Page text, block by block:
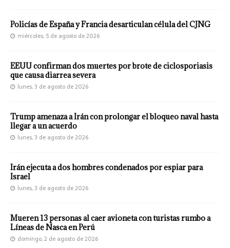
Policías de España y Francia desarticulan célula del CJNG
miércoles, 5 de agosto de 2026
EEUU confirman dos muertes por brote de ciclosporiasis
que causa diarrea severa
lunes, 3 de agosto de 2026
Trump amenaza a Irán con prolongar el bloqueo naval hasta
llegar a un acuerdo
lunes, 3 de agosto de 2026
Irán ejecuta a dos hombres condenados por espiar para
Israel
lunes, 3 de agosto de 2026
Mueren 13 personas al caer avioneta con turistas rumbo a
Líneas de Nasca en Perú
domingo, 2 de agosto de 2026